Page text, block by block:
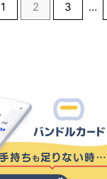
1 2 3 …